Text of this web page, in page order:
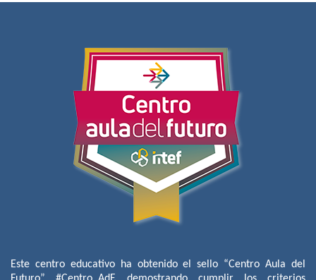
Este centro educativo ha obtenido el sello “Centro Aula del